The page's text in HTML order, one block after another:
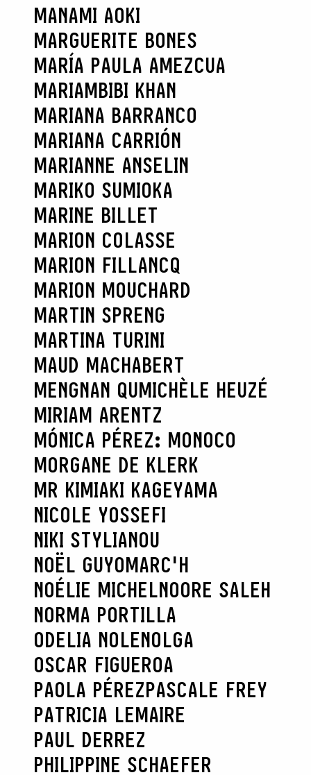
MANAMI AOKI
MARGUERITE BONES
MARÍA PAULA AMEZCUA
MARIAMBIBI KHAN
MARIANA BARRANCO
MARIANA CARRIÓN
MARIANNE ANSELIN
MARIKO SUMIOKA
MARINE BILLET
MARION COLASSE
MARION FILLANCQ
MARION MOUCHARD
MARTIN SPRENG
MARTINA TURINI
MAUD MACHABERT
MENGNAN QUMICHÈLE HEUZÉ
MIRIAM ARENTZ
MÓNICA PÉREZ: MONOCO
MORGANE DE KLERK
MR KIMIAKI KAGEYAMA
NICOLE YOSSEFI
NIKI STYLIANOU
NOËL GUYOMARC'H
NOÉLIE MICHELNOORE SALEH
NORMA PORTILLA
ODELIA NOLENOLGA
OSCAR FIGUEROA
PAOLA PÉREZPASCALE FREY
PATRICIA LEMAIRE
PAUL DERREZ
PHILIPPINE SCHAEFER